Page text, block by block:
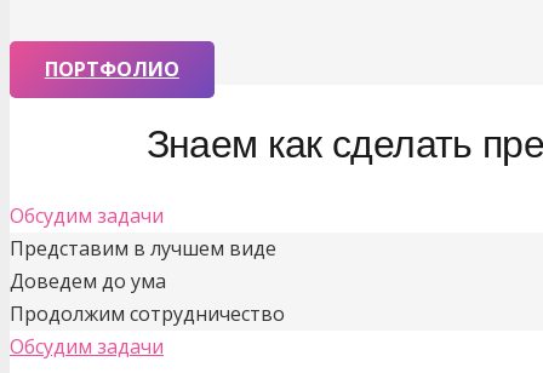
ПОРТФОЛИО
Знаем как сделать
Обсудим задачи
Представим в лучшем виде
Доведем до ума
Продолжим сотрудничество
Обсудим задачи